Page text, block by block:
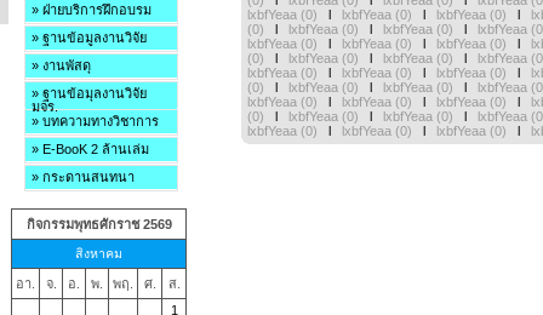
» ฝ่ายบริการฝึกอบรม
» ฐานข้อมูลงานวิจัย
» งานพัสดุ
» ฐานข้อมุลงานวิจัย
มจร.
» บทความทางวิชาการ
» E-BooK 2 ล้านเล่ม
» กระดานสนทนา
กิจกรรมพุทธศักราช 2569
สิงหาคม
อา. จ. อ. พ. พฤ. ศ.
ส.
1
lxbfYeaa (0)
l lxbfYeaa (0) l lxbfYeaa (0) l
(0)
l lxbfYeaa (0) l lxbfYeaa (0) l lxbfYeaa
lxbfYeaa (0)
l lxbfYeaa (0) l lxbfYeaa (0) l
(0)
l lxbfYeaa (0) l lxbfYeaa (0) l lxbfYeaa
lxbfYeaa (0)
l lxbfYeaa (0) l lxbfYeaa (0) l
(0)
l lxbfYeaa (0) l lxbfYeaa (0) l lxbfYeaa
lxbfYeaa (0)
l lxbfYeaa (0) l lxbfYeaa (0) l
(0)
l lxbfYeaa (0) l lxbfYeaa (0) l lxbfYeaa
lxbfYeaa (0)
l lxbfYeaa (0) l lxbfYeaa (0) l